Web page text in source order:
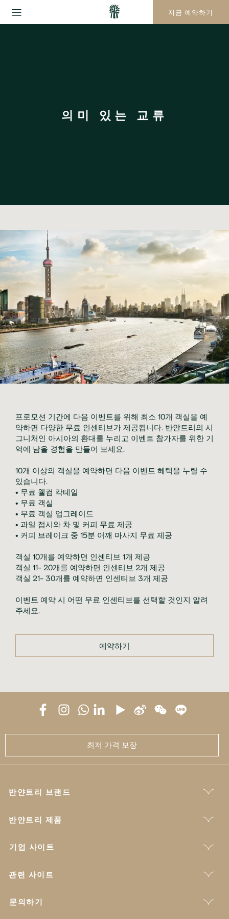
지금 예약하기
의미 있는 교류
프로모션 기간에 다음 이벤트를 위해 최소 10개 객실을 예
약하면 다양한 무료 인센티브가 제공됩니다. 반얀트리의 시
그니처인 아시아의 환대를 누리고 이벤트 참가자를 위한 기
억에 남을 경험을 만들어 보세요.
10개 이상의 객실을 예약하면 다음 이벤트 혜택을 누릴 수
있습니다.
• 무료 웰컴 칵테일
• 무료 객실
• 무료 객실 업그레이드
• 과일 접시와 차 및 커피 무료 제공
• 커피 브레이크 중 15분 어깨 마사지 무료 제공
객실 10개를 예약하면 인센티브 1개 제공
객실 11- 20개를 예약하면 인센티브 2개 제공
객실 21- 30개를 예약하면 인센티브 3개 제공
이벤트 예약 시 어떤 무료 인센티브를 선택할 것인지 알려
주세요.
예약하기
최저 가격 보장
반얀트리 브랜드
반얀트리 제품
기업 사이트
관련 사이트
문의하기